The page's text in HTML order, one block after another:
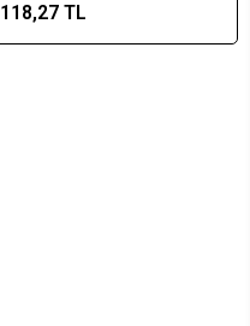
Modüler Çok Amaçlı
118,27 TL